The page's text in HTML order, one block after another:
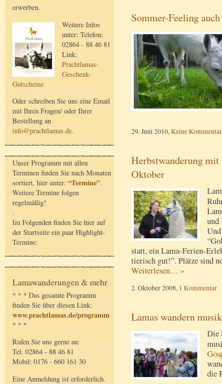
erwerben.
Weitere Infos
unter: Telefon:
02864 - 88 46 81
Link:
Prachtlamas-
Geschenk-
Gutscheine
Oder schreiben Sie uns eine Email
mit Ihren Fragen/ oder Ihrer
Bestellung an
info@prachtlamas.de.
Unser Programm mit allen
Terminen finden Sie nach Monaten
sortiert, hier unter: “Termine”.
Weitere Termine folgen
regelmäßig!
.
Im Folgenden finden Sie hier auf
der Startseite ein paar Highlight-
Termine:
Lamawanderungen & mehr
* * * Das gesamte Programm
finden Sie über diesen Link:
www.prachtlamas.de/programm
* * *
Rufen Sie uns gerne an:
Tel. 02864 - 88 46 81
Mobil: 0176 - 660 161 30
Eine Anmeldung ist erforderlich.
Sommer-Feeling
29. Juni 2010, Keine
Herbstwanderung
Oktober
und
statt, ein Lama-Ferien-
tierisch gut!”. Plätze sind
Weiterlesen… »
2. Oktober 2008, 1 Kommentar
Lamas wandern
Die
die